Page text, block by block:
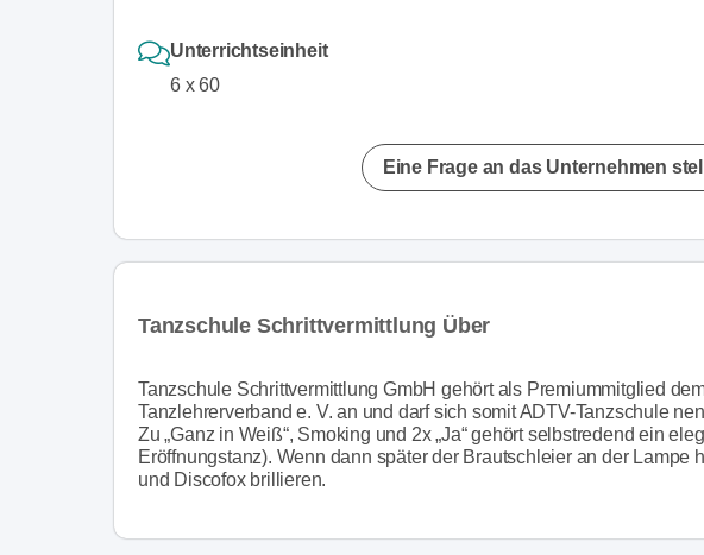
Unterrichtseinheit
6 x 60
Eine Frage an das Unternehmen
Tanzschule Schrittvermittlung Über
Tanzschule Schrittvermittlung GmbH gehört als Premiummitglied
Tanzlehrerverband e. V. an und darf sich somit ADTV-Tanzschule
Zu „Ganz in Weiß“, Smoking und 2x „Ja“ gehört selbstredend ein
Eröffnungstanz). Wenn dann später der Brautschleier an der Lampe
und Discofox brillieren.